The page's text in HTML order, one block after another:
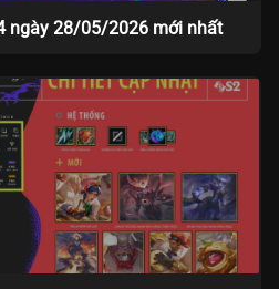
ngày 28/05/2026 mới nhất